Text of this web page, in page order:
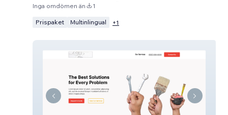
Inga omdömen än 1
Prispaket Multinlingual +1